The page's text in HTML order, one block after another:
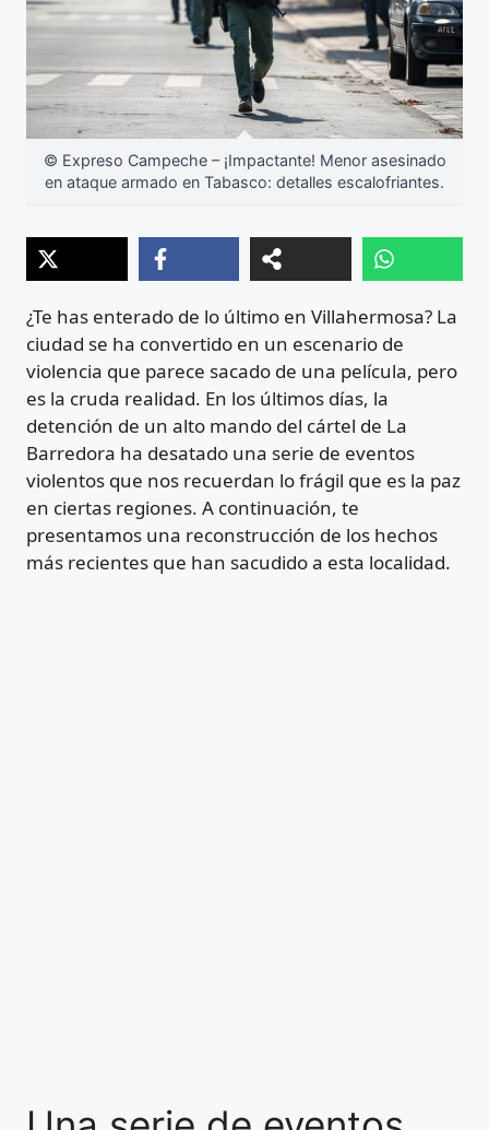
© Expreso Campeche – ¡Impactante! Menor asesinado
en ataque armado en Tabasco: detalles escalofriantes.
¿Te has enterado de lo último en Villahermosa? La
ciudad se ha convertido en un escenario de
violencia que parece sacado de una película, pero
es la cruda realidad. En los últimos días, la
detención de un alto mando del cártel de La
Barredora ha desatado una serie de eventos
violentos que nos recuerdan lo frágil que es la paz
en ciertas regiones. A continuación, te
presentamos una reconstrucción de los hechos
más recientes que han sacudido a esta localidad.